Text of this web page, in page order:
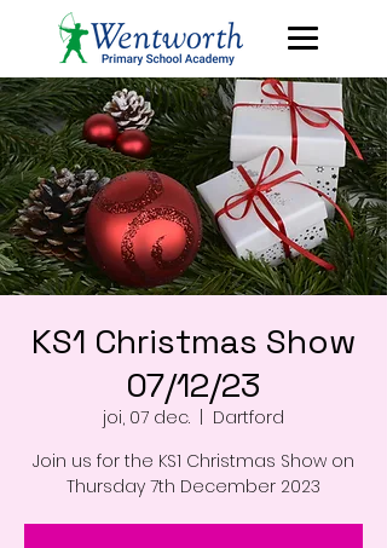
KS1 Christmas Show
07/12/23
joi, 07 dec.
Dartford
Join us for the KS1 Christmas Show on
Thursday 7th December 2023